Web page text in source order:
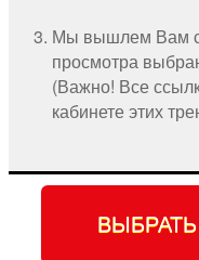
Мы вышлем Вам
просмотра
(Важно! Все
кабинете этих